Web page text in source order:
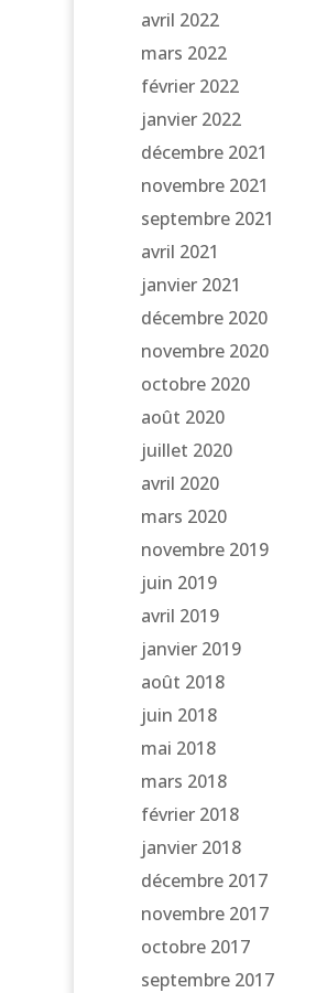
avril 2022
mars 2022
février 2022
janvier 2022
décembre 2021
novembre 2021
septembre 2021
avril 2021
janvier 2021
décembre 2020
novembre 2020
octobre 2020
août 2020
juillet 2020
avril 2020
mars 2020
novembre 2019
juin 2019
avril 2019
janvier 2019
août 2018
juin 2018
mai 2018
mars 2018
février 2018
janvier 2018
décembre 2017
novembre 2017
octobre 2017
septembre 2017